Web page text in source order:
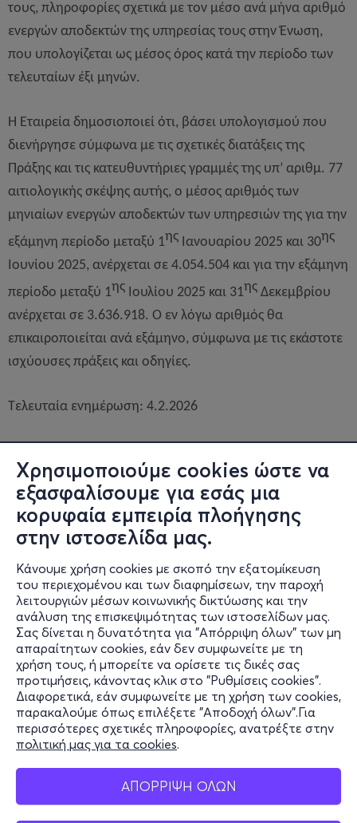
Χρησιμοποιούμε cookies ώστε να
εξασφαλίσουμε για εσάς μια
κορυφαία εμπειρία πλοήγησης
στην ιστοσελίδα μας.
Κάνουμε χρήση cookies με σκοπό την εξατομίκευση
του περιεχομένου και των διαφημίσεων, την παροχή
λειτουργιών μέσων κοινωνικής δικτύωσης και την
ανάλυση της επισκεψιμότητας των ιστοσελίδων μας.
Σας δίνεται η δυνατότητα για "Απόρριψη όλων" των μη
απαραίτητων cookies, εάν δεν συμφωνείτε με τη
χρήση τους, ή μπορείτε να ορίσετε τις δικές σας
προτιμήσεις, κάνοντας κλικ στο "Ρυθμίσεις cookies".
Διαφορετικά, εάν συμφωνείτε με τη χρήση των cookies,
παρακαλούμε όπως επιλέξετε "Αποδοχή όλων".Για
περισσότερες σχετικές πληροφορίες, ανατρέξτε στην
πολιτική μας για τα cookies.
ΑΠΟΡΡΙΨΗ ΟΛΩΝ
τους, πληροφορίες σχετικά με τον μέσο ανά μήνα αριθμό
ενεργών αποδεκτών της υπηρεσίας τους στην Ένωση,
που υπολογίζεται ως μέσος όρος κατά την περίοδο των
τελευταίων έξι μηνών.
Η Εταιρεία δημοσιοποιεί ότι, βάσει υπολογισμού που
διενήργησε σύμφωνα με τις σχετικές διατάξεις της
Πράξης και τις κατευθυντήριες γραμμές της υπ’ αριθμ. 77
αιτιολογικής σκέψης αυτής, ο μέσος αριθμός των
μηνιαίων ενεργών αποδεκτών των υπηρεσιών της για την
εξάμηνη περίοδο μεταξύ 1ης Ιανουαρίου 2025 και 30ης
Ιουνίου 2025, ανέρχεται σε 4.054.504 και για την εξάμηνη
περίοδο μεταξύ 1ης Ιουλίου 2025 και 31ης Δεκεμβρίου
ανέρχεται σε 3.636.918. Ο εν λόγω αριθμός θα
επικαιροποιείται ανά εξάμηνο, σύμφωνα με τις εκάστοτε
ισχύουσες πράξεις και οδηγίες.
Τελευταία ενημέρωση: 4.2.2026
Πληροφορίες
Υποστήριξη
Stay Connected
Mobile app